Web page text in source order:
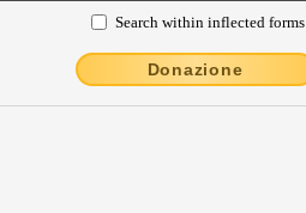
Search within inflected forms
Donazione